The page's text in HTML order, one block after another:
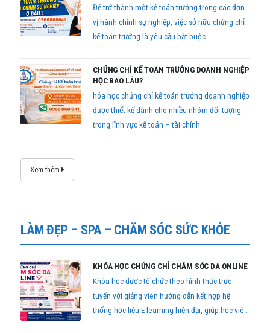
Để trở thành một kế toán trưởng trong các đơn
vị hành chính sự nghiệp, việc sở hữu chứng chỉ
kế toán trưởng là yêu cầu bắt buộc.
CHỨNG CHỈ KẾ TOÁN TRƯỞNG DOANH NGHIỆP
HỌC BAO LÂU?
hóa học chứng chỉ kế toán trưởng doanh nghiệp
được thiết kế dành cho nhiều nhóm đối tượng
trong lĩnh vực kế toán – tài chính.
Xem thêm
LÀM ĐẸP – SPA – CHĂM SÓC SỨC KHỎE
KHÓA HỌC CHỨNG CHỈ CHĂM SÓC DA ONLINE
Khóa học được tổ chức theo hình thức trực
tuyến với giảng viên hướng dẫn kết hợp hệ
thống học liệu E-learning hiện đại, giúp học viên